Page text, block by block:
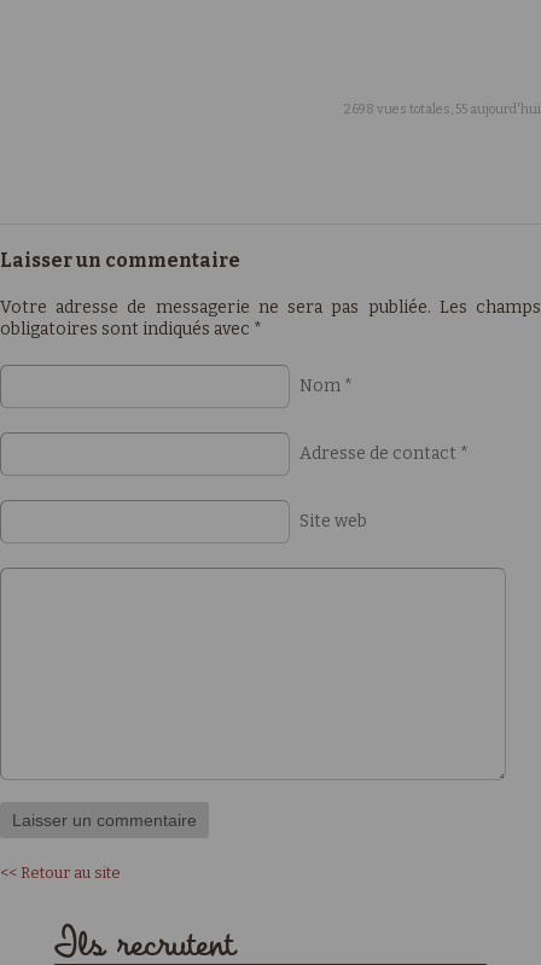
2698 vues totales, 55 aujourd'hui
Laisser un commentaire
Votre adresse de messagerie ne sera pas publiée. Les champs
obligatoires sont indiqués avec *
Nom *
Adresse de contact *
Site web
<< Retour au site
Ils recrutent